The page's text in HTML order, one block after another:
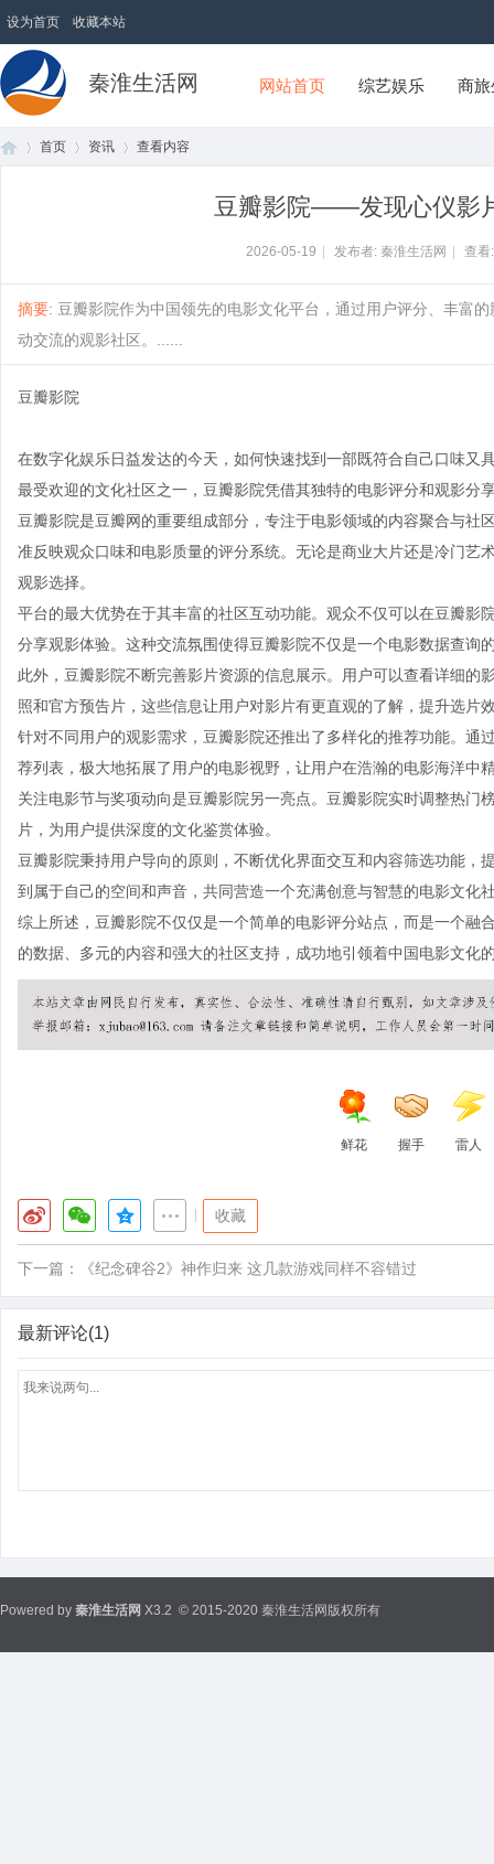
设为首页 收藏本站
秦淮生活网 网站首页 综艺娱乐 商
首页 资讯 查看内容
豆瓣影院——发现心仪影
2026-05-19 发布者: 秦淮生活网 查
摘要: 豆瓣影院作为中国领先的电影文化平台，通过用户评分、丰富
动交流的观影社区。......
豆瓣影院
在数字化娱乐日益发达的今天，如何快速找到一部既符合自己口味又
最受欢迎的文化社区之一，豆瓣影院凭借其独特的电影评分和观影分
豆瓣影院是豆瓣网的重要组成部分，专注于电影领域的内容聚合与
准反映观众口味和电影质量的评分系统。无论是商业大片还是冷门艺
观影选择。
平台的最大优势在于其丰富的社区互动功能。观众不仅可以在豆瓣影
分享观影体验。这种交流氛围使得豆瓣影院不仅是一个电影数据查询
此外，豆瓣影院不断完善影片资源的信息展示。用户可以查看详细
照和官方预告片，这些信息让用户对影片有更直观的了解，提升选片
针对不同用户的观影需求，豆瓣影院还推出了多样化的推荐功能。通
荐列表，极大地拓展了用户的电影视野，让用户在浩瀚的电影海洋中
关注电影节与奖项动向是豆瓣影院另一亮点。豆瓣影院实时调整热
片，为用户提供深度的文化鉴赏体验。
豆瓣影院秉持用户导向的原则，不断优化界面交互和内容筛选功能
到属于自己的空间和声音，共同营造一个充满创意与智慧的电影文化
综上所述，豆瓣影院不仅仅是一个简单的电影评分站点，而是一个融
的数据、多元的内容和强大的社区支持，成功地引领着中国电影文化
鲜花 握手 雷人
收藏
下一篇： 《纪念碑谷2》神作归来 这几款游戏同样不容错过
最新评论(1)
Powered by 秦淮生活网 X3.2 © 2015-2020 秦淮生活网版权所有